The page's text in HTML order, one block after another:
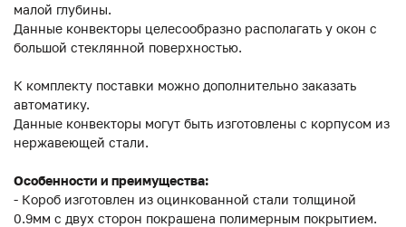
малой глубины.
Данные конвекторы целесообразно располагать у окон с
большой стеклянной поверхностью.
К комплекту поставки можно дополнительно заказать
автоматику.
Данные конвекторы могут быть изготовлены с корпусом из
нержавеющей стали.
Особенности и преимущества:
- Короб изготовлен из оцинкованной стали толщиной
0.9мм с двух сторон покрашена полимерным покрытием.